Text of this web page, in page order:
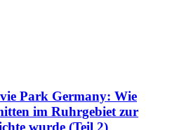
Park Germany: Wie
im Ruhrgebiet zur
wurde (Teil 2)